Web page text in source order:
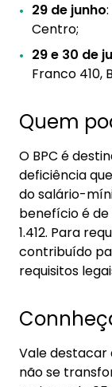
29 de junho
Centro;
29 e 30 de
Franco 410,
Quem
O BPC é
deficiência
do salário-
benefício é de
1.412. Para
contribuído
requisitos
Vale destacar
não se